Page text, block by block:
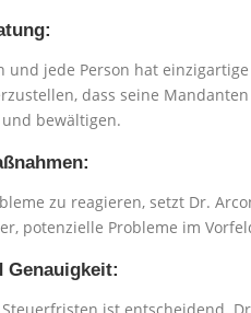
und jede Person hat
dass seine
bewältigen.
zu reagieren, setzt Dr.
potenzielle Probleme im
Genauigkeit: